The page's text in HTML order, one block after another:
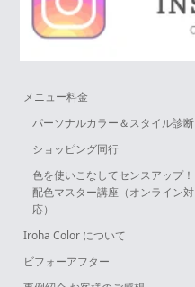
メニュー料金
パーソナルカラー＆スタイル診断
ショッピング同行
色を使いこなしてセンスアップ！
配色マスター講座（オンライン対
応）
Iroha Color について
ビフォーアフター